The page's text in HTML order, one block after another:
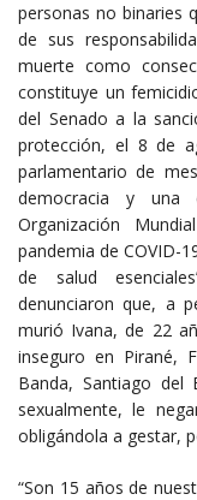
personas no binaries
de sus
muerte como
constituye un
del Senado a la
protección, el 8 de
parlamentario de
democracia y una
Organización
pandemia de COVID-
de salud
denunciaron que, a
murió Ivana, de 22
inseguro en Pirané,
Banda, Santiago
sexualmente, le
obligándola a gestar,
“Son 15 años de